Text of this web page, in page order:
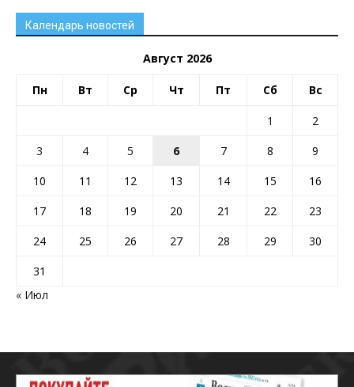
Календарь новостей
Август 2026
Пн Вт Ср Чт Пт Сб Вс
1
2
3
4 5 6 7 8
9
10
11 12 13 14 15
16
17
18 19 20 21 22
23
24
25 26 27 28 29
30
31
« Июл